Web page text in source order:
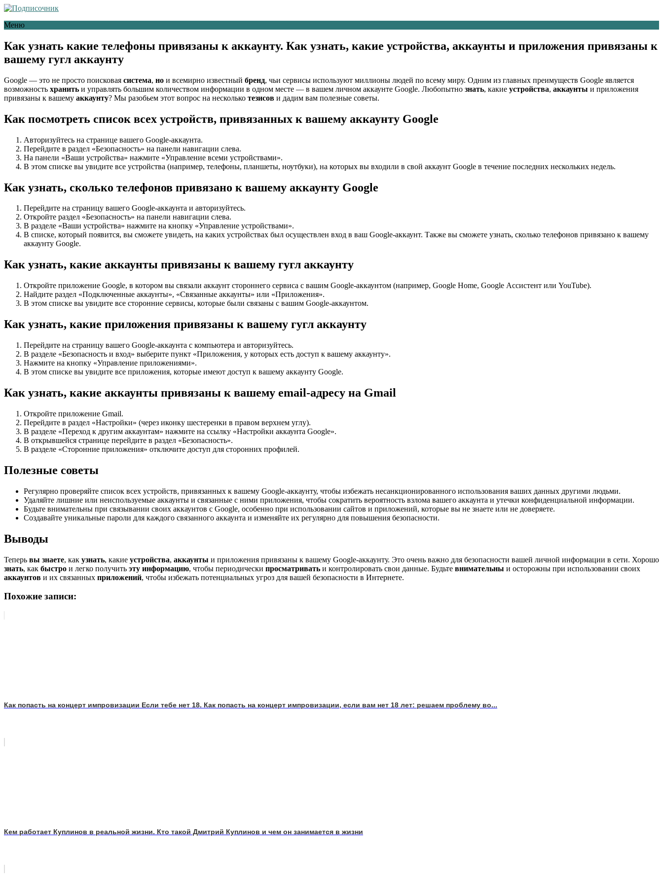
Меню
Как узнать какие телефоны привязаны к аккаунту. Как узнать, какие устройства, аккаунты и приложения привязаны к
вашему гугл аккаунту
Google — это не просто поисковая система, но и всемирно известный бренд, чьи сервисы используют миллионы людей по всему миру. Одним из главных преимуществ Google является
возможность хранить и управлять большим количеством информации в одном месте — в вашем личном аккаунте Google. Любопытно знать, какие устройства, аккаунты и приложения
привязаны к вашему аккаунту? Мы разобьем этот вопрос на несколько тезисов и дадим вам полезные советы.
Как посмотреть список всех устройств, привязанных к вашему аккаунту Google
Авторизуйтесь на странице вашего Google-аккаунта.
Перейдите в раздел «Безопасность» на панели навигации слева.
На панели «Ваши устройства» нажмите «Управление всеми устройствами».
В этом списке вы увидите все устройства (например, телефоны, планшеты, ноутбуки), на которых вы входили в свой аккаунт Google в течение последних нескольких недель.
Как узнать, сколько телефонов привязано к вашему аккаунту Google
Перейдите на страницу вашего Google-аккаунта и авторизуйтесь.
Откройте раздел «Безопасность» на панели навигации слева.
В разделе «Ваши устройства» нажмите на кнопку «Управление устройствами».
В списке, который появится, вы сможете увидеть, на каких устройствах был осуществлен вход в ваш Google-аккаунт. Также вы сможете узнать, сколько телефонов привязано к вашему
аккаунту Google.
Как узнать, какие аккаунты привязаны к вашему гугл аккаунту
Откройте приложение Google, в котором вы связали аккаунт стороннего сервиса с вашим Google-аккаунтом (например, Google Home, Google Ассистент или YouTube).
Найдите раздел «Подключенные аккаунты», «Связанные аккаунты» или «Приложения».
В этом списке вы увидите все сторонние сервисы, которые были связаны с вашим Google-аккаунтом.
Как узнать, какие приложения привязаны к вашему гугл аккаунту
Перейдите на страницу вашего Google-аккаунта с компьютера и авторизуйтесь.
В разделе «Безопасность и вход» выберите пункт «Приложения, у которых есть доступ к вашему аккаунту».
Нажмите на кнопку «Управление приложениями».
В этом списке вы увидите все приложения, которые имеют доступ к вашему аккаунту Google.
Как узнать, какие аккаунты привязаны к вашему email-адресу на Gmail
Откройте приложение Gmail.
Перейдите в раздел «Настройки» (через иконку шестеренки в правом верхнем углу).
В разделе «Переход к другим аккаунтам» нажмите на ссылку «Настройки аккаунта Google».
В открывшейся странице перейдите в раздел «Безопасность».
В разделе «Сторонние приложения» отключите доступ для сторонних профилей.
Полезные советы
Регулярно проверяйте список всех устройств, привязанных к вашему Google-аккаунту, чтобы избежать несанкционированного использования ваших данных другими людьми.
Удаляйте лишние или неиспользуемые аккаунты и связанные с ними приложения, чтобы сократить вероятность взлома вашего аккаунта и утечки конфиденциальной информации.
Будьте внимательны при связывании своих аккаунтов с Google, особенно при использовании сайтов и приложений, которые вы не знаете или не доверяете.
Создавайте уникальные пароли для каждого связанного аккаунта и изменяйте их регулярно для повышения безопасности.
Выводы
Теперь вы знаете, как узнать, какие устройства, аккаунты и приложения привязаны к вашему Google-аккаунту. Это очень важно для безопасности вашей личной информации в сети. Хорошо
знать, как быстро и легко получить эту информацию, чтобы периодически просматривать и контролировать свои данные. Будьте внимательны и осторожны при использовании своих
аккаунтов и их связанных приложений, чтобы избежать потенциальных угроз для вашей безопасности в Интернете.
Похожие записи:
Как попасть на концерт импровизации Если тебе нет 18. Как попасть на концерт импровизации, если вам нет 18 лет: решаем проблему во...
Кем работает Куплинов в реальной жизни. Кто такой Дмитрий Куплинов и чем он занимается в жизни